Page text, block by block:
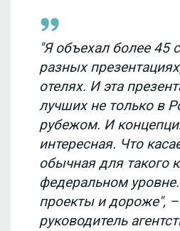
"Я объехал более 45
разных
отелях. И эта
лучших не только в
рубежом. И
интересная. Что
обычная для такого
федеральном
проекты и дороже", –
руководитель